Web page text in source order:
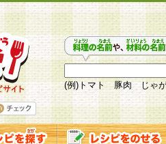
(例)トマト 豚肉 じゃ